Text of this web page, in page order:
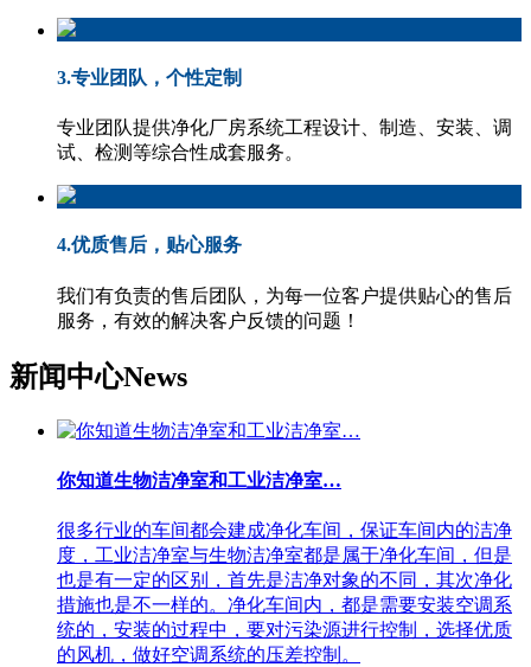
3.专业团队，个性定制
专业团队提供净化厂房系统工程设计、制造、安装、调
试、检测等综合性成套服务。
4.优质售后，贴心服务
我们有负责的售后团队，为每一位客户提供贴心的售后
服务，有效的解决客户反馈的问题！
新闻中心News
你知道生物洁净室和工业洁净室…
很多行业的车间都会建成净化车间，保证车间内的洁净
度，工业洁净室与生物洁净室都是属于净化车间，但是
也是有一定的区别，首先是洁净对象的不同，其次净化
措施也是不一样的。净化车间内，都是需要安装空调系
统的，安装的过程中，要对污染源进行控制，选择优质
的风机，做好空调系统的压差控制。